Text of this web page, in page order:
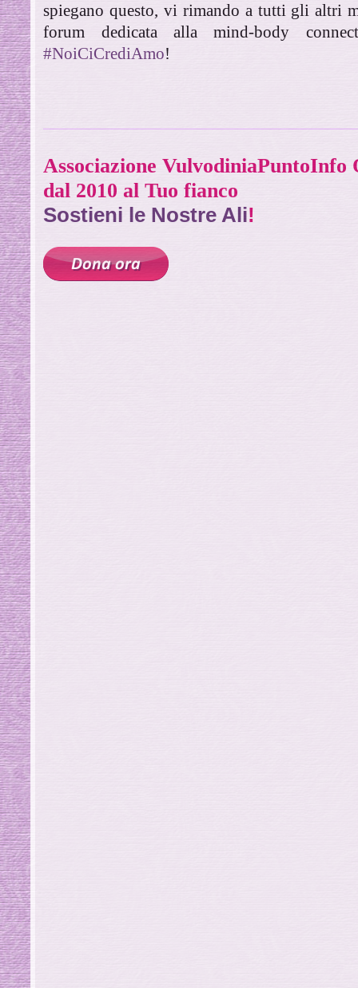
spiegano questo, vi rimando a tutti gli altri
forum dedicata alla mind-body
#NoiCiCrediAmo!
Associazione VulvodiniaPuntoInfo
dal 2010 al Tuo fianco
Sostieni le Nostre Ali!